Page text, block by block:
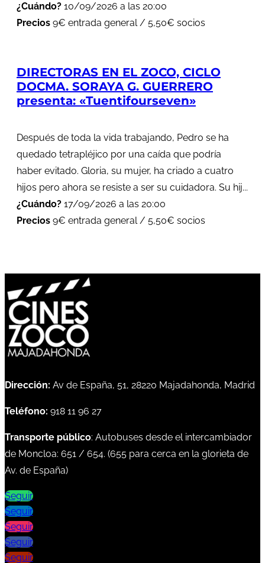
¿Cuándo? 10/09/2026 a las 20:00
Precios 9€ entrada general / 5,50€ socios
DIRECTORAS EN EL ZOCO, CICLO
DOCMA. SORAYA G. GUERRERO
presenta: «Tuentifourseven»
Después de toda la vida trabajando, Pedro se ha
quedado tetrapléjico por una caída que podría
haber evitado. Gloria, su mujer, ha criado a cuatro
hijos pero ahora se resiste a ser su cuidadora. Su hij...
¿Cuándo? 17/09/2026 a las 20:00
Precios 9€ entrada general / 5,50€ socios
Dirección: Av de España, 51, 28220 Majadahonda, Madrid
Teléfono: 918 11 96 27
Transporte público: Autobuses desde el intercambiador
de Moncloa: 651 / 654. (655 para cerca en la glorieta de
Av. de España)
Seguir
Seguir
Seguir
Seguir
Seguir